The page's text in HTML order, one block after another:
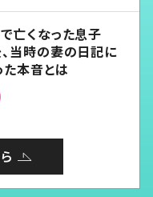
亡くなった息子
当時の妻の日記に
本音とは